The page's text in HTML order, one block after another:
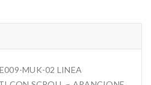
MUK-02 LINEA